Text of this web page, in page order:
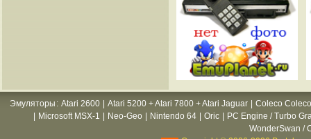
Эмуляторы : Atari 2600 Atari 5200 + Atari 7800 + Atari Jaguar
Coleco
Microsoft MSX-1 Neo-Geo Nintendo 64 Oric
PC Engine / Turbo
WonderSwan /